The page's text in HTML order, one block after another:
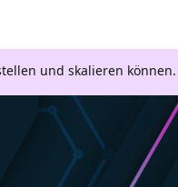
und skalieren können.